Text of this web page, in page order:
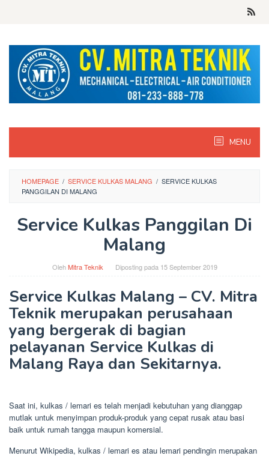
MENU
HOMEPAGE / SERVICE KULKAS MALANG / SERVICE KULKAS
PANGGILAN DI MALANG
Service Kulkas Panggilan Di
Malang
OlehMitra Teknik Diposting pada 15 September 2019
Service Kulkas Malang – CV. Mitra
Teknik merupakan perusahaan
yang bergerak di bagian
pelayanan Service Kulkas di
Malang Raya dan Sekitarnya.
Saat ini, kulkas / lemari es telah menjadi kebutuhan yang dianggap
mutlak untuk menyimpan produk-produk yang cepat rusak atau basi
baik untuk rumah tangga maupun komersial.
Menurut Wikipedia, kulkas / lemari es atau lemari pendingin merupakan